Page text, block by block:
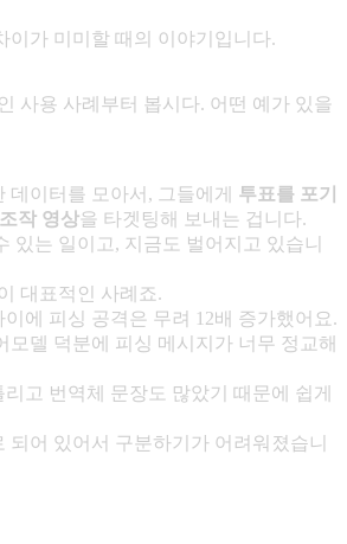
이가 미미할 때의 이야기입니다.
사용 사례부터 봅시다. 어떤 예가 있을
데이터를 모아서, 그들에게 투표를 포기
조작 영상을 타겟팅해 보내는 겁니다.
있는 일이고, 지금도 벌어지고 있습니
대표적인 사례죠.
이에 피싱 공격은 무려 12배 증가했어요.
모델 덕분에 피싱 메시지가 너무 정교해
고 번역체 문장도 많았기 때문에 쉽게
되어 있어서 구분하기가 어려워졌습니